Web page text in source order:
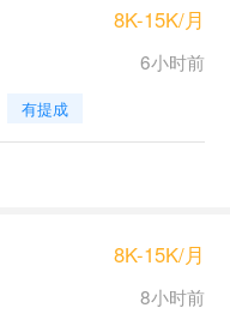
8K-15K/月
6小时前
有提成
8K-15K/月
8小时前